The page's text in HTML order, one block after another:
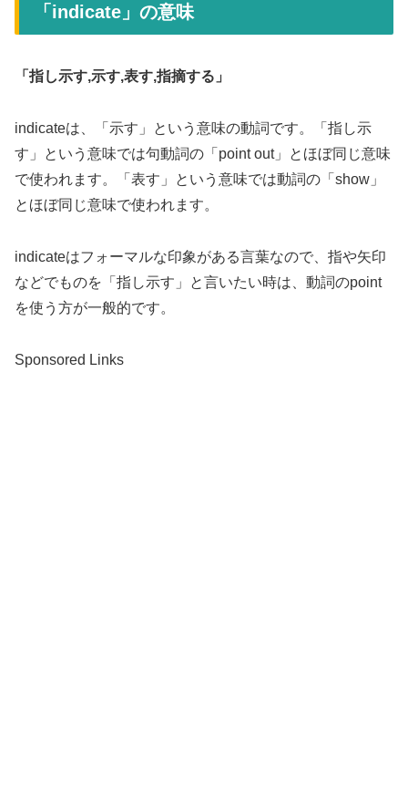
「indicate」の意味
「指し示す,示す,表す,指摘する」
indicateは、「示す」という意味の動詞です。「指し示
す」という意味では句動詞の「point out」とほぼ同じ意味
で使われます。「表す」という意味では動詞の「show」
とほぼ同じ意味で使われます。
indicateはフォーマルな印象がある言葉なので、指や矢印
などでものを「指し示す」と言いたい時は、動詞のpoint
を使う方が一般的です。
Sponsored Links